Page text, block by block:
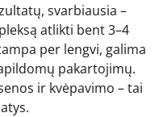
svarbiausia –
atlikti bent 3–4
per lengvi, galima
pakartojimų.
ir kvėpavimo – tai